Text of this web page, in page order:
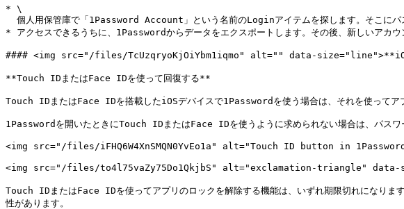
* \
* アクセスできるうちに、1Passwordからデータをエクスポートします。その後、新しいアカウ
#### <img src="/files/TcUzqryoKjOiYbm1iqmo" alt="" data-
**Touch IDまたはFace IDを使って回復する**
Touch IDまたはFace IDを搭載したiOSデバイスで1Passwordを使う場合は、それを使ってア
1Passwordを開いたときにTouch IDまたはFace IDを使うように求められない場合は、パスワ
<img src="/files/iFHQ6W4XnSMQN0YvEo1a" alt="Touch ID button in
<img src="/files/to4l75vaZy75Do1QkjbS" alt="exclamation-triangle"
Touch IDまたはFace IDを使ってアプリのロックを解除する機能は、いずれ期限切れになり
性があります。